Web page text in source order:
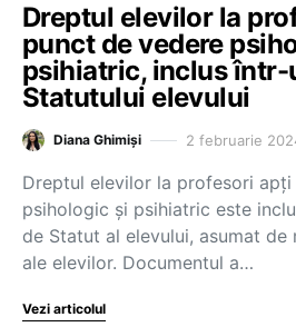
Dreptul elevilor la
punct de vedere
psihiatric, inclus într-
Statutului elevului
Diana Ghimiși 2 februarie
Dreptul elevilor la profesori
psihologic și psihiatric este
de Statut al elevului, asumat de
ale elevilor. Documentul a…
Vezi articolul